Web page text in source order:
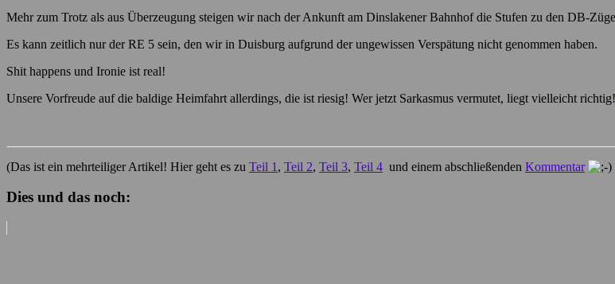
Mehr zum Trotz als aus Überzeugung steigen wir nach der Ankunft am Dinslakener Bahnhof die Stufen zu den DB-
Es kann zeitlich nur der RE 5 sein, den wir in Duisburg aufgrund der ungewissen Verspätung nicht genommen haben.
Shit happens und Ironie ist real!
Unsere Vorfreude auf die baldige Heimfahrt allerdings, die ist riesig! Wer jetzt Sarkasmus vermutet, liegt vielleicht richtig!
(Das ist ein mehrteiliger Artikel! Hier geht es zu Teil 1 , Teil 2, Teil 3, Teil 4 und einem abschließenden Kommentar
Dies und das noch: